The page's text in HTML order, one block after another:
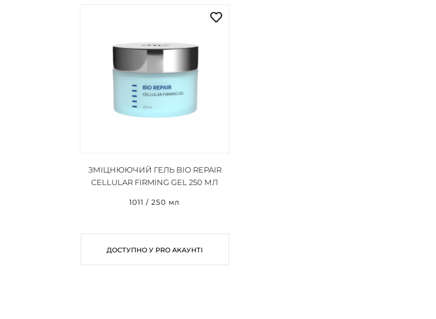
ЗМІЦНЮЮЧИЙ ГЕЛЬ BIO REPAIR
CELLULAR FIRMING GEL 250 МЛ
1011 / 250 мл
ДОСТУПНО У PRO АКАУНТІ